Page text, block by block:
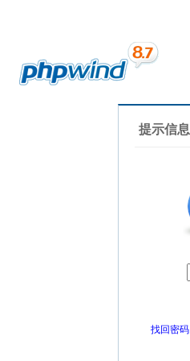
提示信息
找回密码